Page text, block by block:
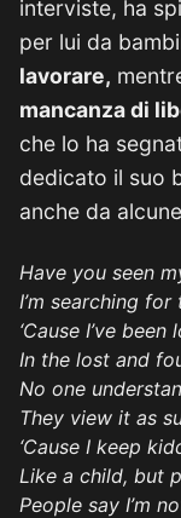
interviste, ha
per lui da
lavorare,
mancanza di
che lo ha
dedicato il suo
anche da
Have you seen
I’m searching
‘Cause I’ve
In the lost and
No one
They view it as
‘Cause I keep
Like a child, but
People say I’m